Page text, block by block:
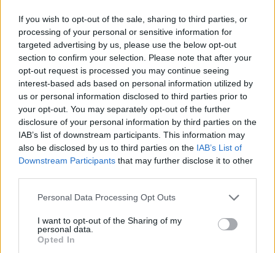
If you wish to opt-out of the sale, sharing to third parties, or
processing of your personal or sensitive information for
targeted advertising by us, please use the below opt-out
section to confirm your selection. Please note that after your
opt-out request is processed you may continue seeing
interest-based ads based on personal information utilized by
us or personal information disclosed to third parties prior to
your opt-out. You may separately opt-out of the further
disclosure of your personal information by third parties on the
IAB’s list of downstream participants. This information may
also be disclosed by us to third parties on the IAB’s List of
Downstream Participants that may further disclose it to other
Please note that this website/app uses one or more Google
not limited to your visit or usage behaviour. You may click to
grant or deny consent to Google and its third-party tags to
use your data for below specified purposes in below Google
Personal Data Processing Opt Outs
I want to opt-out of the Sharing of my
personal data.
Opted In
de su equipo con 14 puntos Comunio tras anotar un gol.
El gol no fue la única acción positiva del jugador granota
para conseguir esa puntuación (7,8 en SofaScore). Realizó
9 despejes, bloqueó 3 tiros, realizó 3 entradas y ganó los 5
duelos a los que se enfrentó. Buen inicio de temporada y su
precio es inferior al millón. Un fichaje ideal a bajo coste para
completar tu defensa.
Leandro Cabrera (Espanyol, 3.420.000, 13 puntos)
SmartBank. Dos partidos disputados y cero goles
encajados, algo que hicieron en 20 de los 42 encuentros del
curso 20/21.